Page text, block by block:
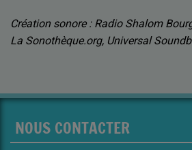
Création sonore : Radio Shalom
La Sonothèque.org, Universal
NOUS CONTACTER